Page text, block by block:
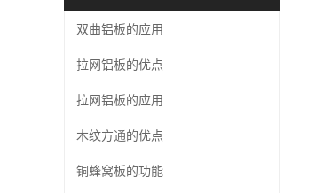
双曲铝板的应用
拉网铝板的优点
拉网铝板的应用
木纹方通的优点
铜蜂窝板的功能